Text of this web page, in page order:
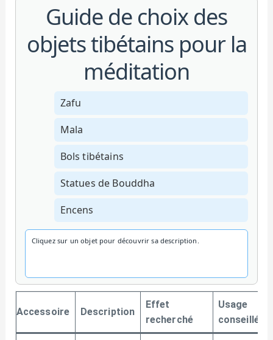
Guide de choix des
objets tibétains pour la
méditation
Zafu
Mala
Bols tibétains
Statues de Bouddha
Encens
Cliquez sur un objet pour découvrir sa description.
Accessoire Description
Effet
recherché
Usage
conseillé